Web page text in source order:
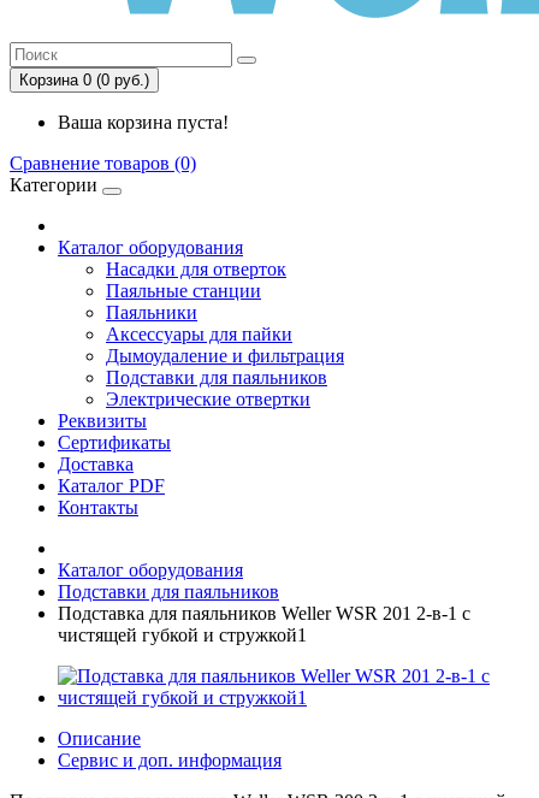
Корзина 0 (0 руб.)
Ваша корзина пуста!
Сравнение товаров (0)
Категории
Каталог оборудования
Насадки для отверток
Паяльные станции
Паяльники
Аксессуары для пайки
Дымоудаление и фильтрация
Подставки для паяльников
Электрические отвертки
Реквизиты
Сертификаты
Доставка
Каталог PDF
Контакты
Каталог оборудования
Подставки для паяльников
Подставка для паяльников Weller WSR 201 2-в-1 с
чистящей губкой и стружкой1
Описание
Сервис и доп. информация